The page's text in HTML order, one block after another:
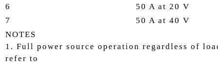
6
50 A at 20 V
7
50 A at 40 V
NOTES
1. Full power source operation regardless of
refer to